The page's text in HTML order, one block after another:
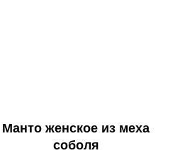
Манто женское из меха
соболя